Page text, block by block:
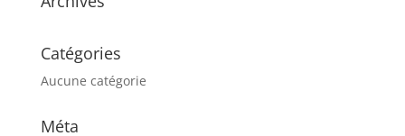
Catégories
Aucune catégorie
Méta